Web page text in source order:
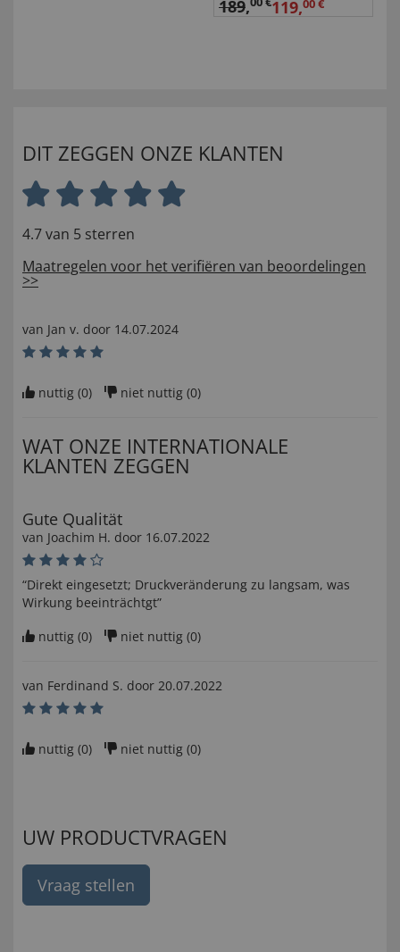
189, 119,00 €
DIT ZEGGEN ONZE KLANTEN
4.7 van 5 sterren
Maatregelen voor het verifiëren van beoordelingen
>>
van Jan v. door 14.07.2024
nuttig (0) niet nuttig (0)
WAT ONZE INTERNATIONALE
KLANTEN ZEGGEN
Gute Qualität
van Joachim H. door 16.07.2022
“Direkt eingesetzt; Druckveränderung zu langsam, was
Wirkung beeinträchtgt”
nuttig (0) niet nuttig (0)
van Ferdinand S. door 20.07.2022
nuttig (0) niet nuttig (0)
UW PRODUCTVRAGEN
Vraag stellen